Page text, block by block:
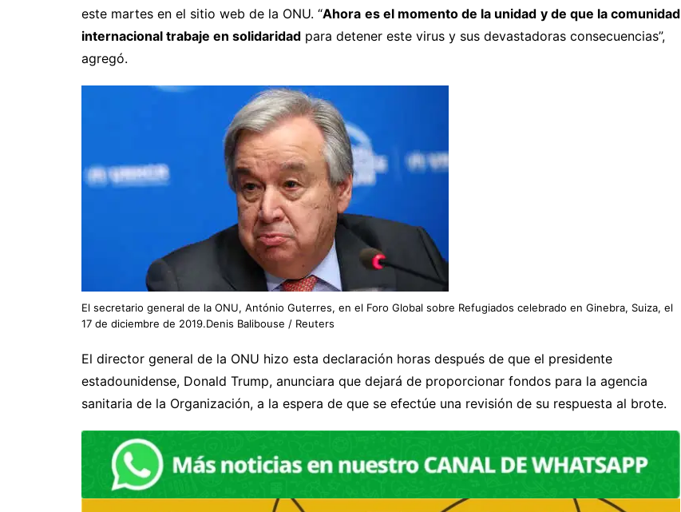
este martes en el sitio web de la ONU. “Ahora es el momento de la unidad y de que la comunidad
internacional trabaje en solidaridad para detener este virus y sus devastadoras consecuencias”,
agregó.
El secretario general de la ONU, António Guterres, en el Foro Global sobre Refugiados celebrado en Ginebra, Suiza, el
17 de diciembre de 2019.Denis Balibouse / Reuters
El director general de la ONU hizo esta declaración horas después de que el presidente
estadounidense, Donald Trump, anunciara que dejará de proporcionar fondos para la agencia
sanitaria de la Organización, a la espera de que se efectúe una revisión de su respuesta al brote.